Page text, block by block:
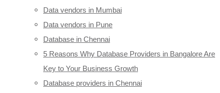
Data vendors in Mumbai
Data vendors in Pune
Database in Chennai
5 Reasons Why Database Providers in Bangalore Are
Key to Your Business Growth
Database providers in Chennai